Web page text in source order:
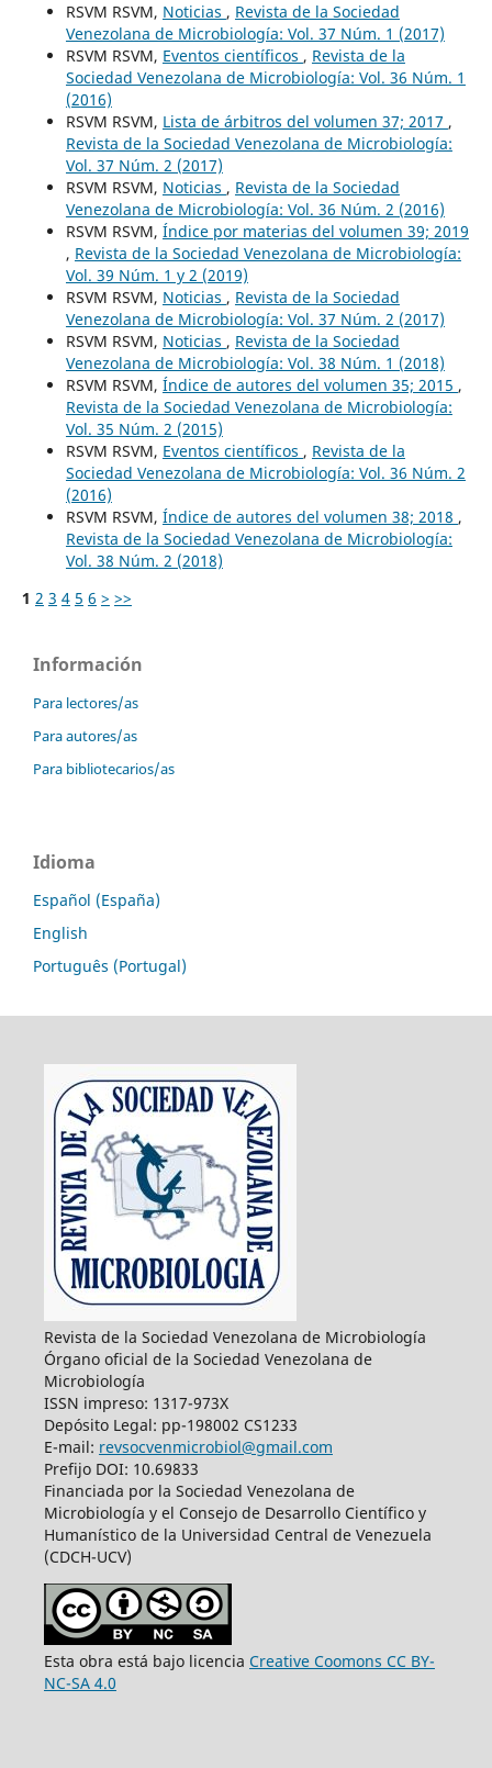
RSVM RSVM, Noticias , Revista de la Sociedad
Venezolana de Microbiología: Vol. 37 Núm. 1 (2017)
RSVM RSVM, Eventos científicos , Revista de la
Sociedad Venezolana de Microbiología: Vol. 36 Núm. 1
(2016)
RSVM RSVM, Lista de árbitros del volumen 37; 2017 ,
Revista de la Sociedad Venezolana de Microbiología:
Vol. 37 Núm. 2 (2017)
RSVM RSVM, Noticias , Revista de la Sociedad
Venezolana de Microbiología: Vol. 36 Núm. 2 (2016)
RSVM RSVM, Índice por materias del volumen 39; 2019
, Revista de la Sociedad Venezolana de Microbiología:
Vol. 39 Núm. 1 y 2 (2019)
RSVM RSVM, Noticias , Revista de la Sociedad
Venezolana de Microbiología: Vol. 37 Núm. 2 (2017)
RSVM RSVM, Noticias , Revista de la Sociedad
Venezolana de Microbiología: Vol. 38 Núm. 1 (2018)
RSVM RSVM, Índice de autores del volumen 35; 2015 ,
Revista de la Sociedad Venezolana de Microbiología:
Vol. 35 Núm. 2 (2015)
RSVM RSVM, Eventos científicos , Revista de la
Sociedad Venezolana de Microbiología: Vol. 36 Núm. 2
(2016)
RSVM RSVM, Índice de autores del volumen 38; 2018 ,
Revista de la Sociedad Venezolana de Microbiología:
Vol. 38 Núm. 2 (2018)
1 2 3 4 5 6 > >>
Información
Para lectores/as
Para autores/as
Para bibliotecarios/as
Idioma
Español (España)
English
Português (Portugal)
Revista de la Sociedad Venezolana de Microbiología
Órgano oficial de la Sociedad Venezolana de
Microbiología
ISSN impreso: 1317-973X
Depósito Legal: pp-198002 CS1233
E-mail: revsocvenmicrobiol@gmail.com
Prefijo DOI: 10.69833
Financiada por la Sociedad Venezolana de
Microbiología y el Consejo de Desarrollo Científico y
Humanístico de la Universidad Central de Venezuela
(CDCH-UCV)
Esta obra está bajo licencia Creative Coomons CC BY-
NC-SA 4.0